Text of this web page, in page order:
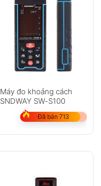
Máy đo khoảng cách
SNDWAY SW-S100
Đã bán 713